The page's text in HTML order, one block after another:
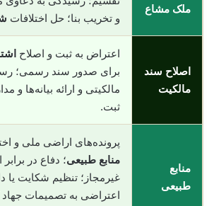
ملک مشاع
و تخریب بنا؛ حل اختلافات
اصلاح سند
مالکیت
اعتراض به ثبت و اصلاح
برای صدور سند رسمی؛
مالکیتی و ارائه بیانه‌ها و
ثبت.
منابع
طبیعی
پرونده‌های اراضی ملی و
منابع طبیعی؛ دفاع در
غیرمجاز؛ تنظیم شکایت یا
اعتراضی به تصمیمات